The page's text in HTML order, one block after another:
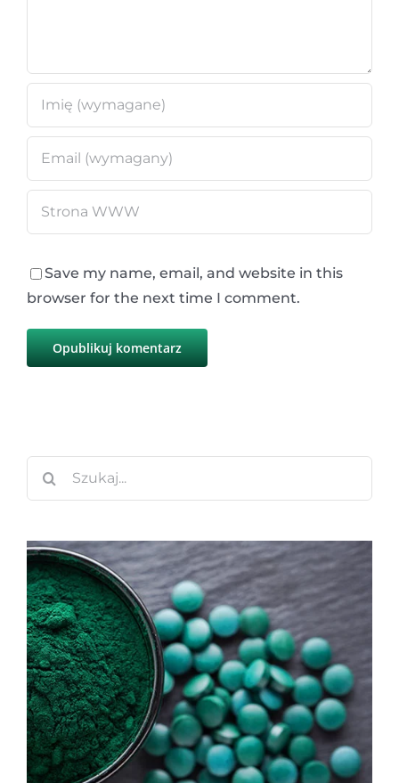
Save my name, email, and website in this
browser for the next time I comment.